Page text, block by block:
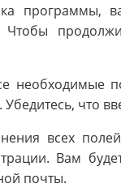
программы,
Чтобы
необходимые
что
всех
Вам
почты.